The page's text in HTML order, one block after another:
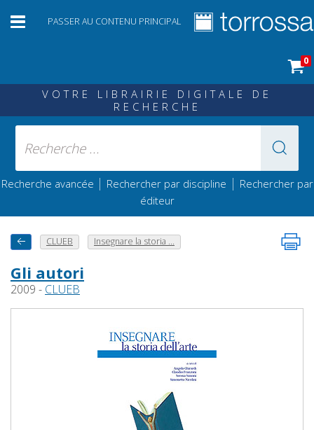
PASSER AU CONTENU PRINCIPAL
0
VOTRE LIBRAIRIE DIGITALE DE
RECHERCHE
Recherche avancée | Rechercher par discipline | Rechercher par
éditeur
CLUEB Insegnare la storia ...
Gli autori
2009 - CLUEB